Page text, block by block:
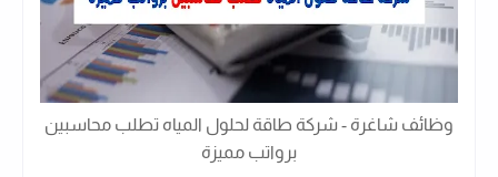
وظائف شاغرة - شركة طاقة لحلول المياه تطلب محاسبين
برواتب مميزة